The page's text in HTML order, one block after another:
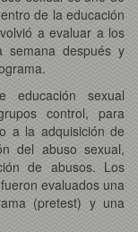
de la educación
a evaluar a los
semana después y
educación sexual
control, para
a la adquisición de
del abuso sexual,
de abusos. Los
evaluados una
(pretest) y una